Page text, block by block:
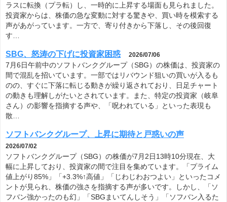
ラスに転換（プラ転）し、一時的に上昇する場面も見られました。
投資家からは、株価の急な変動に対する驚きや、買い時を模索する
声があがっています。一方で、寄り付きから下落し、その後回復
す…
SBG、怒涛の下げに投資家困惑 2026/07/06
7月6日午前中のソフトバンクグループ（SBG）の株価は、投資家の
間で混乱を招いています。一部ではリバウンド狙いの買いが入るも
のの、すぐに下落に転じる動きが繰り返されており、日足チャート
の動きも理解しがたいとされています。また、特定の投資家（岐阜
さん）の影響を指摘する声や、「呪われている」といった表現も
散…
ソフトバンクグループ、上昇に期待と戸惑いの声
2026/07/02
ソフトバンクグループ（SBG）の株価が7月2日13時10分現在、大
幅に上昇しており、投資家の間で注目を集めています。「プライム
値上がり85%」「+3.3%↑高値」「じわじわおつよい」といったコメ
ントが見られ、株価の強さを指摘する声が多いです。しかし、「ソ
フバン強かったのも幻」「SBGまいてんしそう」「ソフバン入るた